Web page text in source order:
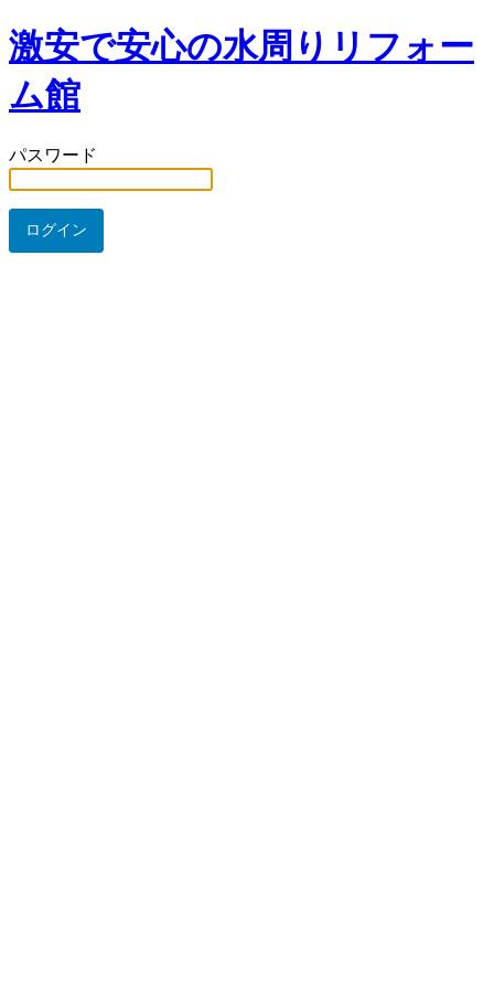
激安で安心の水周りリフォー
ム館
パスワード